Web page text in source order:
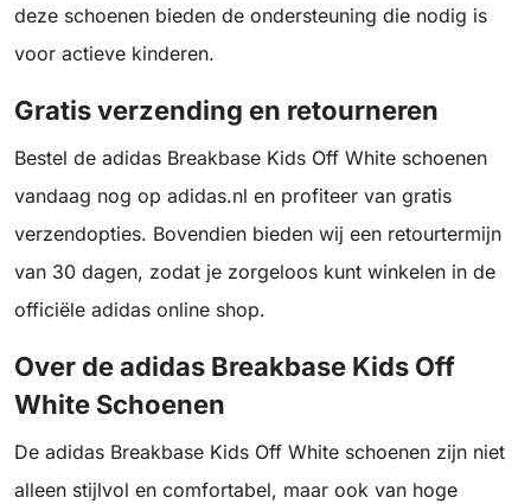
deze schoenen bieden de ondersteuning die nodig is
voor actieve kinderen.
Gratis verzending en retourneren
Bestel de adidas Breakbase Kids Off White schoenen
vandaag nog op adidas.nl en profiteer van gratis
verzendopties. Bovendien bieden wij een retourtermijn
van 30 dagen, zodat je zorgeloos kunt winkelen in de
officiële adidas online shop.
Over de adidas Breakbase Kids Off
White Schoenen
De adidas Breakbase Kids Off White schoenen zijn niet
alleen stijlvol en comfortabel, maar ook van hoge